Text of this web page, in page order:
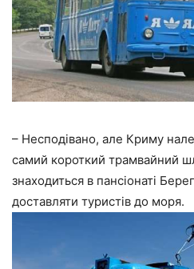
– Несподівано, але Криму
самий короткий трамвайний
знаходиться в пансіонаті
доставляти туристів до моря.